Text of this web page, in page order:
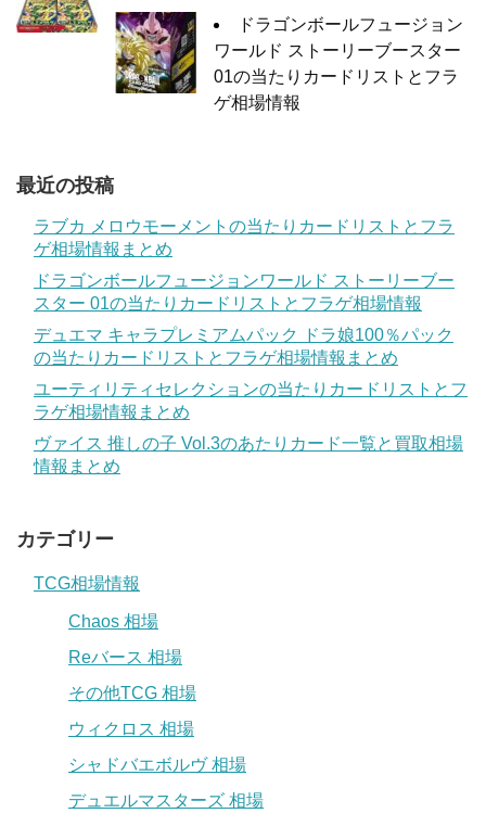
ドラゴンボールフュージョン
ワールド ストーリーブースター
01の当たりカードリストとフラ
ゲ相場情報
最近の投稿
ラブカ メロウモーメントの当たりカードリストとフラ
ゲ相場情報まとめ
ドラゴンボールフュージョンワールド ストーリーブー
スター 01の当たりカードリストとフラゲ相場情報
デュエマ キャラプレミアムパック ドラ娘100％パック
の当たりカードリストとフラゲ相場情報まとめ
ユーティリティセレクションの当たりカードリストとフ
ラゲ相場情報まとめ
ヴァイス 推しの子 Vol.3のあたりカード一覧と買取相場
情報まとめ
カテゴリー
TCG相場情報
Chaos 相場
Reバース 相場
その他TCG 相場
ウィクロス 相場
シャドバエボルヴ 相場
デュエルマスターズ 相場